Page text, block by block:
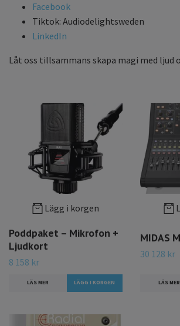
Facebook
Tiktok: Audiodelightsweden
LinkedIn
Låt oss tillsammans skapa magi med ljud
Lägg i korgen
Poddpaket – Mikrofon +
Ljudkort
8 158 kr
LÄS MER
MIDAS
30 128 kr
LÄS MER